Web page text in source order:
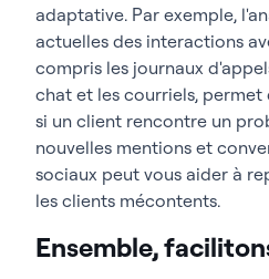
adaptative. Par exemple,
actuelles des interactions
compris les journaux
chat et les courriels,
si un client rencontre un
nouvelles mentions et
sociaux peut vous aider à
les clients mécontents.
Ensemble,